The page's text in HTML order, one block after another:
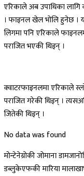
एरिकाले अब उपाधिका
। फाइनल खेल भोलि हुनेछ ।
लिगमा पनि एरिकाले
पराजित भएकी थिइन् ।
क्वाटरफाइनलमा एरिकाले
पराजित गरेकी थिइन् ।
जितेकी थिइन् ।
No data was found
मोन्टेनेग्रोकी जोमाना
डब्लुकेएफकी मारिया